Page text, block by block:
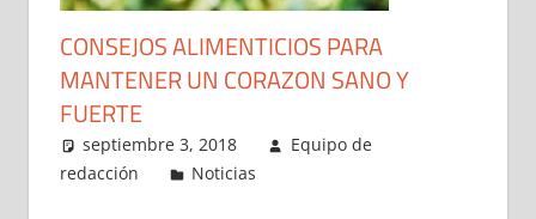
CONSEJOS ALIMENTICIOS PARA
MANTENER UN CORAZON SANO Y
FUERTE
septiembre 3, 2018
Equipo de
redacción
Noticias